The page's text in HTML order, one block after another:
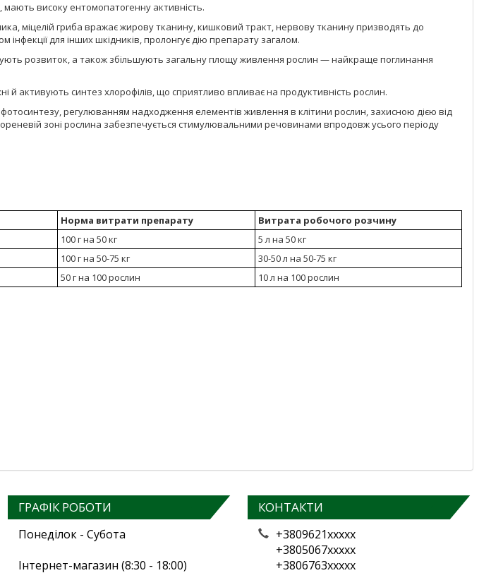
високу ентомопатогенну активність.
міцелій гриба вражає жирову тканину, кишковий тракт, нервову тканину призводять до
для інших шкідників, пролонгує дію препарату загалом.
розвиток, а також збільшують загальну площу живлення рослин — найкраще поглинання
активують синтез хлорофілів, що сприятливо впливає на продуктивність рослин.
регулюванням надходження елементів живлення в клітини рослин, захисною дією від
зоні рослина забезпечується стимулювальними речовинами впродовж усього періоду
Норма витрати препарату
Витрата робочого розчину
100 г на 50 кг
5 л на 50 кг
100 г на 50-75 кг
30-50 л на 50-75 кг
50 г на 100 рослин 10 л на 100 рослин
ГРАФІК РОБОТИ
Понеділок - Субота
Інтернет-магазин (8:30 - 18:00)
КОНТАКТИ
+3809621xxxxx
+3805067xxxxx
+3806763xxxxx